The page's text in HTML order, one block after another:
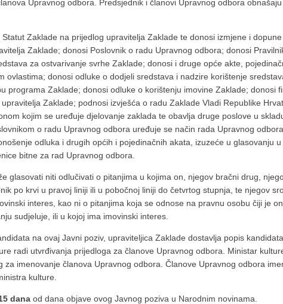
Upravnog odbora. Predsjednik i članovi Upravnog odbora obnašaju
Zaklade na prijedlog upravitelja Zaklade te donosi izmjene i
Zaklade; donosi Poslovnik o radu Upravnog odbora; donosi
za ostvarivanje svrhe Zaklade; donosi i druge opće akte,
ovlastima; donosi odluke o dodjeli sredstava i nadzire korištenje
programa Zaklade; donosi odluke o korištenju imovine Zaklade; donosi
Zaklade; podnosi izvješća o radu Zaklade Vladi Republike
kojim se uređuje djelovanje zaklada te obavlja druge poslove u
o radu Upravnog odbora uređuje se način rada Upravnog odbora,
odluka i drugih općih i pojedinačnih akata, izuzeće u glasovanju u
bitne za rad Upravnog odbora.
glasovati niti odlučivati o pitanjima u kojima on, njegov bračni drug,
po krvi u pravoj liniji ili u pobočnoj liniji do četvrtog stupnja, te njegov
interes, kao ni o pitanjima koja se odnose na pravnu osobu čiji je
sudjeluje, ili u kojoj ima imovinski interes.
na ovaj Javni poziv, upraviteljica Zaklade dostavlja popis
radi utvrđivanja prijedloga za članove Upravnog odbora. Ministar
za imenovanje članova Upravnog odbora. Članove Upravnog odbora
kulture.
dana od dana objave ovog Javnog poziva u Narodnim novinama.